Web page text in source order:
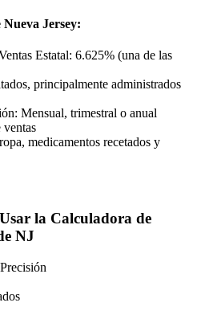
Nueva Jersey:
Estatal: 6.625% (una de las
principalmente administrados
Mensual, trimestral o anual
ventas
medicamentos recetados y
la Calculadora de
NJ